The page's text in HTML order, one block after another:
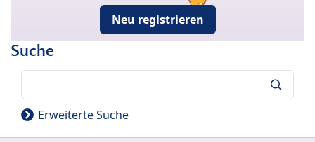
Neu registrieren
Suche
Erweiterte Suche